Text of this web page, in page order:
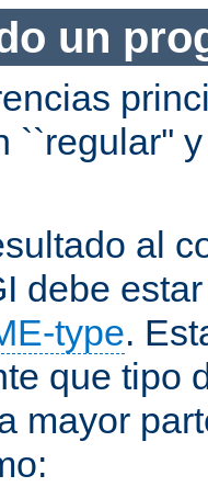
un
``regular''
al
debe
type.
que tipo
mayor